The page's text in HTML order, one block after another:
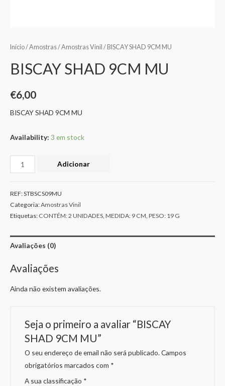
Início/Amostras/Amostras Vinil / BISCAY SHAD 9CM MU
BISCAY SHAD 9CM MU
€6,00
BISCAY SHAD 9CM MU
Availability: 3 em stock
Adicionar
REF:STBSCS09MU
Categoria:Amostras Vinil
Etiquetas: CONTÉM: 2 UNIDADES MEDIDA: 9 CM PESO: 19 G
Avaliações (0)
Avaliações
Ainda não existem avaliações.
Seja o primeiro a avaliar “BISCAY
SHAD 9CM MU”
O seu endereço de email não será publicado. Campos
obrigatórios marcados com *
A sua classificação *